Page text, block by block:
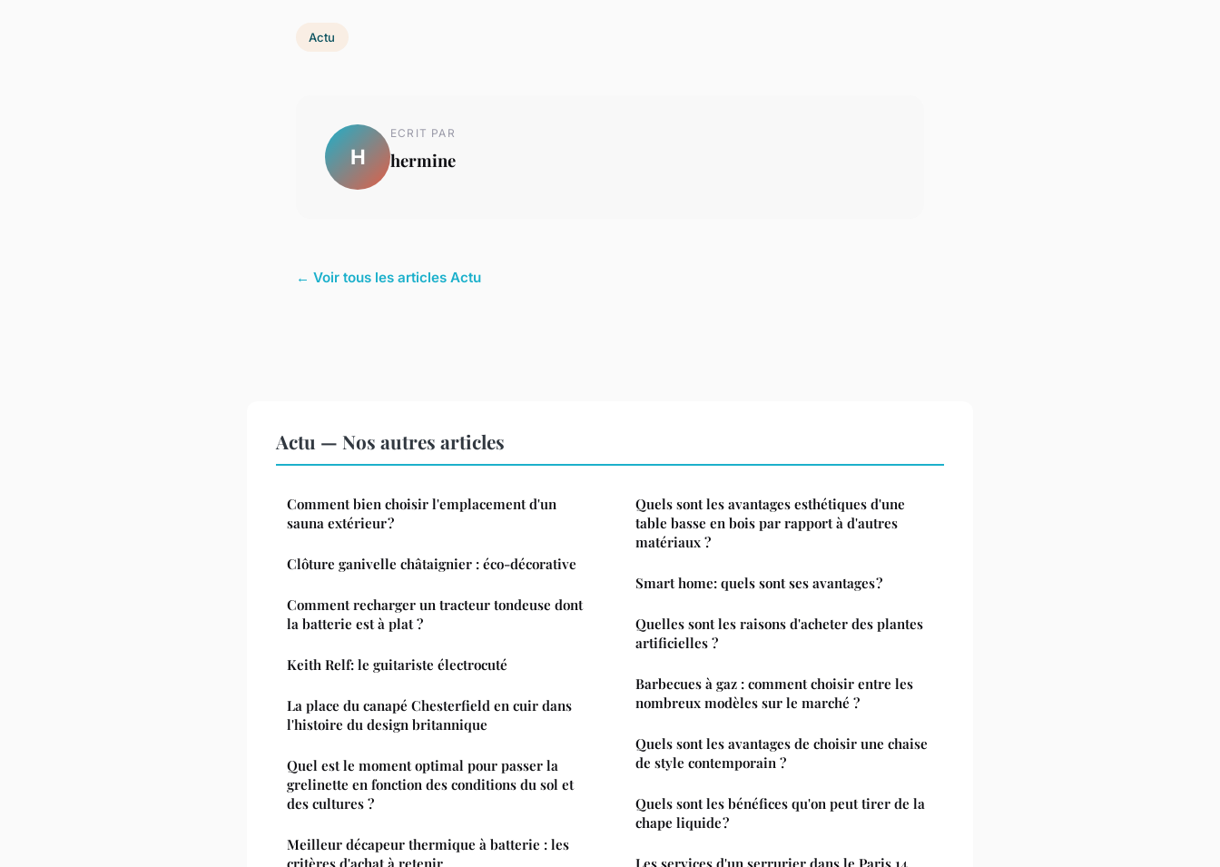
Actu
H
ECRIT PAR
hermine
← Voir tous les articles Actu
Actu — Nos autres articles
Comment bien choisir l'emplacement d'un
sauna extérieur ?
Clôture ganivelle châtaignier : éco-décorative
Comment recharger un tracteur tondeuse dont
la batterie est à plat ?
Keith Relf: le guitariste électrocuté
La place du canapé Chesterfield en cuir dans
l'histoire du design britannique
Quel est le moment optimal pour passer la
grelinette en fonction des conditions du sol et
des cultures ?
Meilleur décapeur thermique à batterie : les
critères d'achat à retenir
Quels sont les avantages esthétiques d'une
table basse en bois par rapport à d'autres
matériaux ?
Smart home: quels sont ses avantages ?
Quelles sont les raisons d'acheter des plantes
artificielles ?
Barbecues à gaz : comment choisir entre les
nombreux modèles sur le marché ?
Quels sont les avantages de choisir une chaise
de style contemporain ?
Quels sont les bénéfices qu'on peut tirer de la
chape liquide ?
Les services d'un serrurier dans le Paris 14